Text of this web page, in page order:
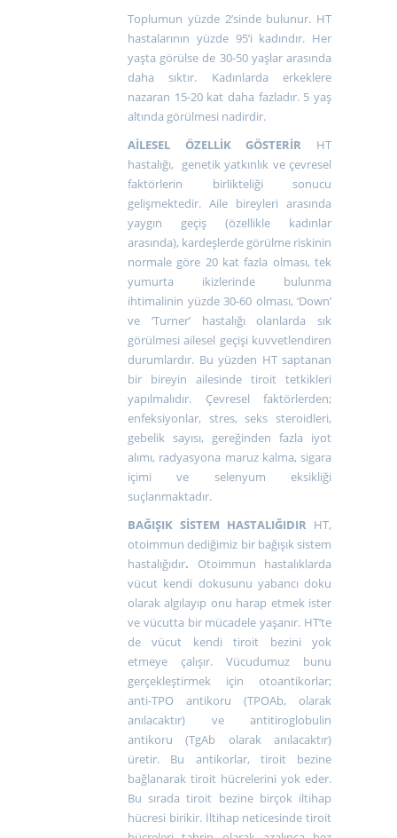
Toplumun yüzde 2’sinde bulunur. HT
hastalarının yüzde 95’i kadındır. Her
yaşta görülse de 30-50 yaşlar arasında
daha sıktır. Kadınlarda erkeklere
nazaran 15-20 kat daha fazladır. 5 yaş
altında görülmesi nadirdir.
AİLESEL ÖZELLİK GÖSTERİR HT
hastalığı, genetik yatkınlık ve çevresel
faktörlerin birlikteliği sonucu
gelişmektedir. Aile bireyleri arasında
yaygın geçiş (özellikle kadınlar
arasında), kardeşlerde görülme riskinin
normale göre 20 kat fazla olması, tek
yumurta ikizlerinde bulunma
ihtimalinin yüzde 30-60 olması, ‘Down’
ve ‘Turner’ hastalığı olanlarda sık
görülmesi ailesel geçişi kuvvetlendiren
durumlardır. Bu yüzden HT saptanan
bir bireyin ailesinde tiroit tetkikleri
yapılmalıdır. Çevresel faktörlerden;
enfeksiyonlar, stres, seks steroidleri,
gebelik sayısı, gereğinden fazla iyot
alımı, radyasyona maruz kalma, sigara
içimi ve selenyum eksikliği
suçlanmaktadır.
BAĞIŞIK SİSTEM HASTALIĞIDIR HT,
otoimmun dediğimiz bir bağışık sistem
hastalığıdır.
Otoimmun hastalıklarda
vücut kendi dokusunu yabancı doku
olarak algılayıp onu harap etmek ister
ve vücutta bir mücadele yaşanır. HT’te
de vücut kendi tiroit bezini yok
etmeye çalışır. Vücudumuz bunu
gerçekleştirmek için otoantikorlar;
anti-TPO antikoru (TPOAb, olarak
anılacaktır) ve antitiroglobulin
antikoru (TgAb olarak anılacaktır)
üretir. Bu antikorlar, tiroit bezine
bağlanarak tiroit hücrelerini yok eder.
Bu sırada tiroit bezine birçok iltihap
hücresi birikir. İltihap neticesinde tiroit